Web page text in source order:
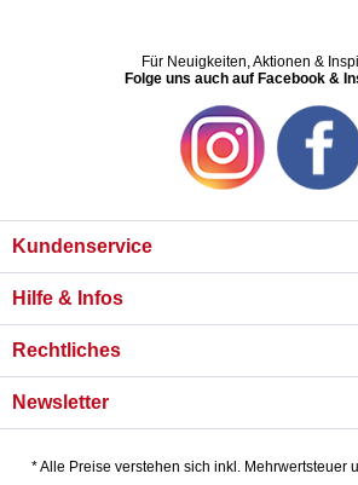
Für Neuigkeiten, Aktionen &
Folge uns auch auf Facebook &
Kundenservice
Hilfe & Infos
Rechtliches
Newsletter
* Alle Preise verstehen sich inkl. Mehrwertsteuer